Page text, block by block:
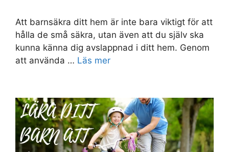
Att barnsäkra ditt hem är inte bara viktigt för att
hålla de små säkra, utan även att du själv ska
kunna känna dig avslappnad i ditt hem. Genom
att använda … Läs mer